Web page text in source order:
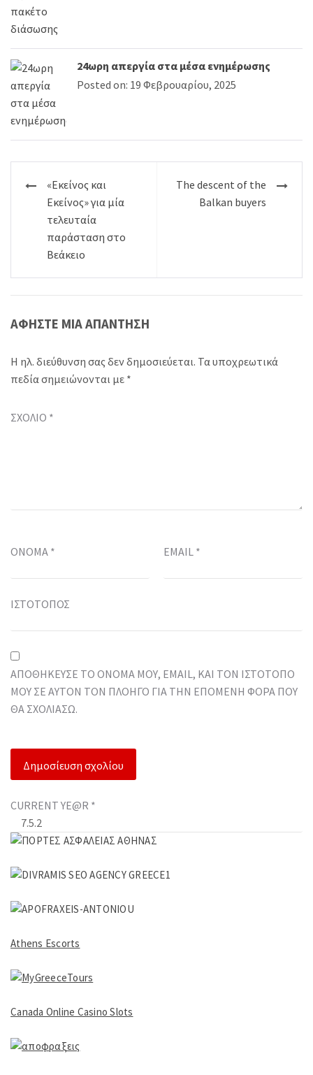
24ωρη απεργία στα μέσα ενημέρωσης
Posted on: 19 Φεβρουαρίου, 2025
Πλοήγηση
άρθρων
«Εκείνος και
Εκείνος» για μία
τελευταία
παράσταση στο
Βεάκειο
The descent of the
Balkan buyers
ΑΦΉΣΤΕ ΜΙΑ ΑΠΆΝΤΗΣΗ
Η ηλ. διεύθυνση σας δεν δημοσιεύεται. Τα υποχρεωτικά
πεδία σημειώνονται με *
ΣΧΌΛΙΟ *
ΌΝΟΜΑ * EMAIL *
ΙΣΤΌΤΟΠΟΣ
ΑΠΟΘΉΚΕΥΣΕ ΤΟ ΌΝΟΜΆ ΜΟΥ, EMAIL, ΚΑΙ ΤΟΝ ΙΣΤΌΤΟΠΟ
ΜΟΥ ΣΕ ΑΥΤΌΝ ΤΟΝ ΠΛΟΗΓΌ ΓΙΑ ΤΗΝ ΕΠΌΜΕΝΗ ΦΟΡΆ ΠΟΥ
ΘΑ ΣΧΟΛΙΆΣΩ.
CURRENT YE@R *
Athens Escorts
Canada Online Casino Slots